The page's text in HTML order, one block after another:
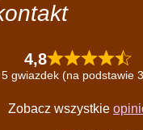
4,8
gwiazdek (na podstawie
Zobacz wszystkie